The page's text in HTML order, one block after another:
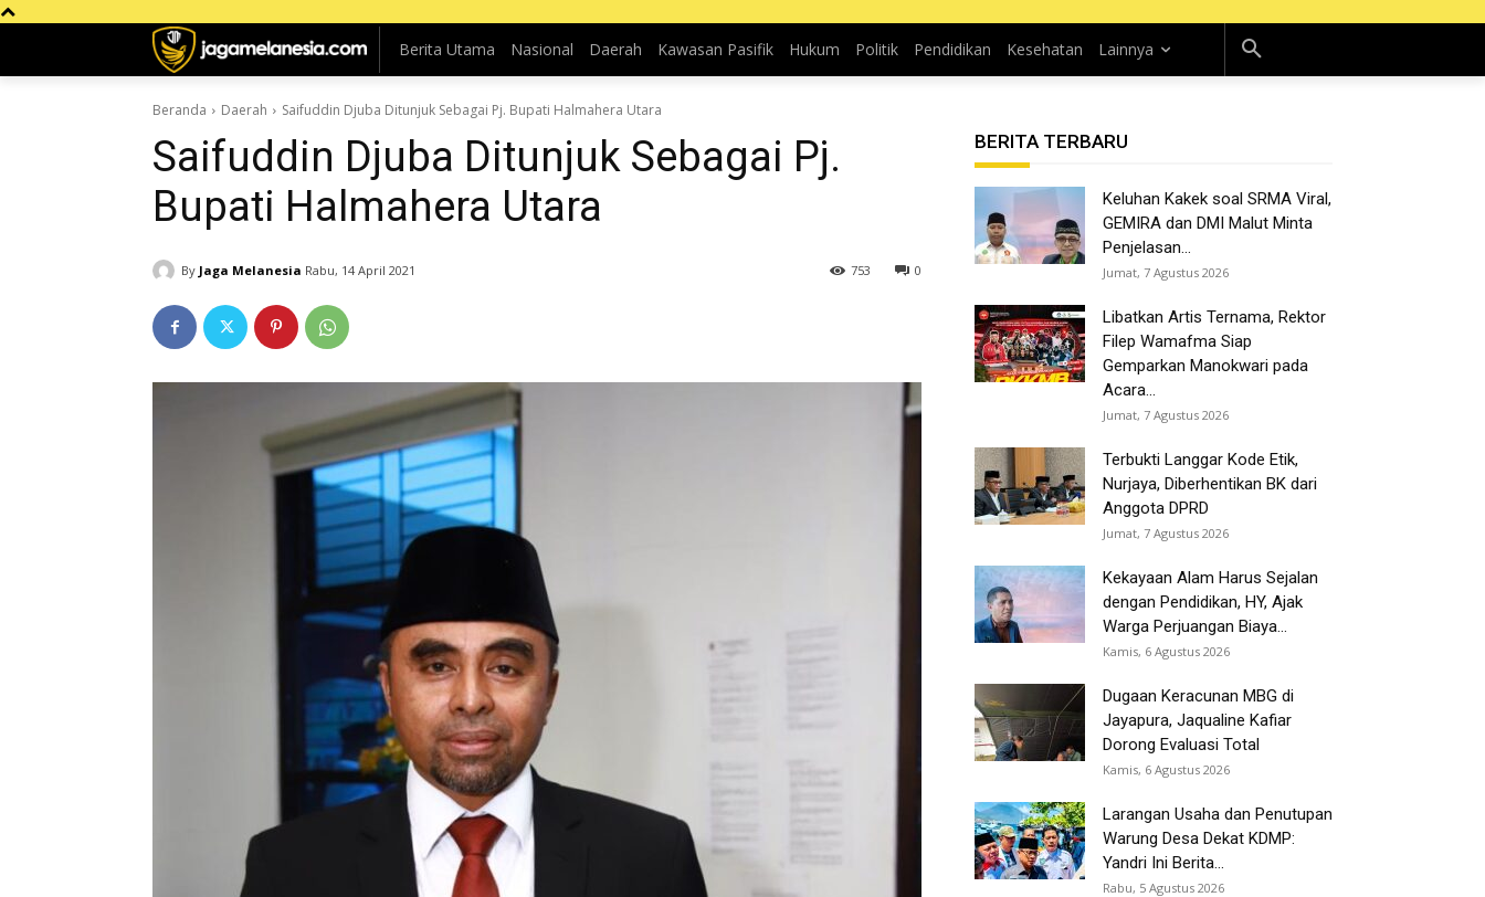
Berita Utama Nasional Daerah Kawasan Pasifik Hukum Politik Pendidikan Kesehatan Lainnya
Beranda Daerah Saifuddin Djuba Ditunjuk Sebagai Pj. Bupati Halmahera Utara
Saifuddin Djuba Ditunjuk Sebagai Pj.
Bupati Halmahera Utara
By Jaga Melanesia Rabu, 14 April 2021 0
753
BERITA TERBARU
Keluhan Kakek soal SRMA Viral,
GEMIRA dan DMI Malut Minta
Penjelasan...
Jumat, 7 Agustus 2026
Libatkan Artis Ternama, Rektor
Filep Wamafma Siap
Gemparkan Manokwari pada
Acara...
Jumat, 7 Agustus 2026
Terbukti Langgar Kode Etik,
Nurjaya, Diberhentikan BK dari
Anggota DPRD
Jumat, 7 Agustus 2026
Kekayaan Alam Harus Sejalan
dengan Pendidikan, HY, Ajak
Warga Perjuangan Biaya...
Kamis, 6 Agustus 2026
Dugaan Keracunan MBG di
Jayapura, Jaqualine Kafiar
Dorong Evaluasi Total
Kamis, 6 Agustus 2026
Larangan Usaha dan Penutupan
Warung Desa Dekat KDMP:
Yandri Ini Berita...
Rabu, 5 Agustus 2026